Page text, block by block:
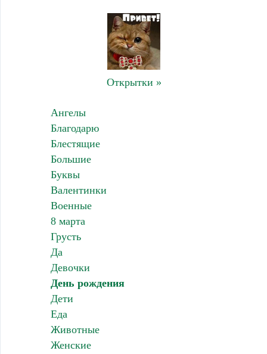
Открытки »
Ангелы
Благодарю
Блестящие
Большие
Буквы
Валентинки
Военные
8 марта
Грусть
Да
Девочки
День рождения
Дети
Еда
Животные
Женские